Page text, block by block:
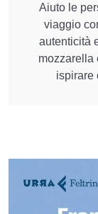
Aiuto le
viaggio
autenticità
mozzarella
ispirare